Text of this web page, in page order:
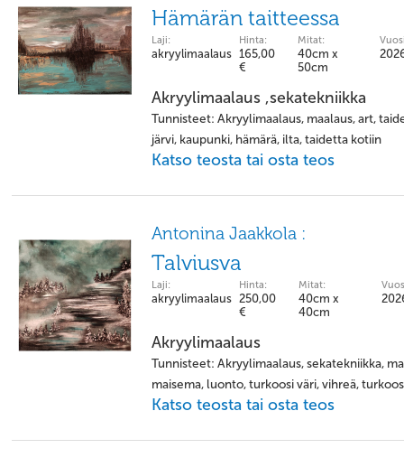
Hämärän taitteessa
Laji:
akryylimaalaus
Hinta:
165,00
€
Mitat:
40cm x
50cm
Akryylimaalaus ,sekatekniikka
Tunnisteet: Akryylimaalaus, maalaus, art,
järvi, kaupunki, hämärä, ilta, taidetta kotiin
Katso teosta tai osta teos
Antonina Jaakkola :
Talviusva
Laji:
akryylimaalaus
Hinta:
250,00
€
Mitat:
40cm x
40cm
Akryylimaalaus
Tunnisteet: Akryylimaalaus, sekatekniikka,
maisema, luonto, turkoosi väri, vihreä,
Katso teosta tai osta teos